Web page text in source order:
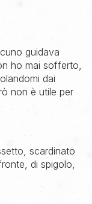
guidava
ho mai sofferto,
dai
non è utile per
scardinato
di spigolo,